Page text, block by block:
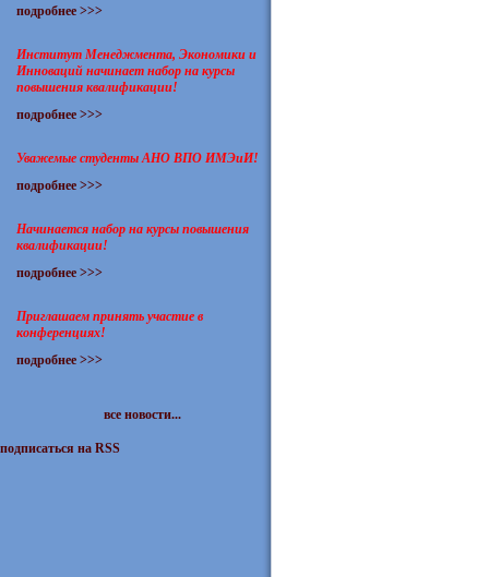
подробнее >>>
Институт Менеджмента, Экономики и
Инноваций начинает набор на курсы
повышения квалификации!
подробнее >>>
Уважемые студенты АНО ВПО ИМЭиИ!
подробнее >>>
Начинается набор на курсы повышения
квалификации!
подробнее >>>
Приглашаем принять участие в
конференциях!
подробнее >>>
все новости...
подписаться на RSS